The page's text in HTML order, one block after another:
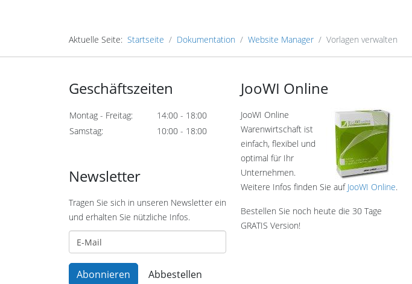
Aktuelle Seite: Startseite Dokumentation Website Manager Vorlagen verwalten
Geschäftszeiten
Montag - Freitag:
14:00 - 18:00
Samstag:
10:00 - 18:00
Newsletter
Tragen Sie sich in unseren Newsletter ein
und erhalten Sie nützliche Infos.
JooWI Online
JooWI Online
Warenwirtschaft ist
einfach, flexibel und
optimal für Ihr
Unternehmen.
Weitere Infos finden Sie auf JooWI Online.
Bestellen Sie noch heute die 30 Tage
GRATIS Version!